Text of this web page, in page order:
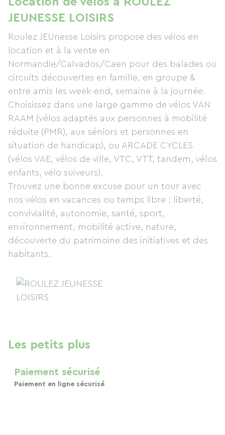
JEUNESSE LOISIRS
Roulez JEUnesse Loisirs propose des vélos en
location et à la vente en
Normandie/Calvados/Caen pour des balades ou
circuits découvertes en famille, en groupe &
entre amis les week-end, semaine à la journée.
Choisissez dans une large gamme de vélos VAN
RAAM (vélos adaptés aux personnes à mobilité
réduite (PMR), aux séniors et personnes en
situation de handicap), ou ARCADE CYCLES
(vélos VAE, vélos de ville, VTC, VTT, tandem, vélos
enfants, vélo suiveurs).
Trouvez une bonne excuse pour un tour avec
nos vélos en vacances ou temps libre : liberté,
convivialité, autonomie, santé, sport,
environnement, mobilité active, nature,
découverte du patrimoine des initiatives et des
habitants.
Les petits plus
Paiement sécurisé
Paiement en ligne sécurisé